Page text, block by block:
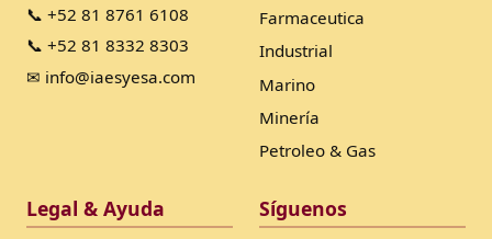
📞 +52 81 8761 6108
📞 +52 81 8332 8303
✉ info@iaesyesa.com
Farmaceutica
Industrial
Marino
Minería
Petroleo & Gas
Legal & Ayuda Síguenos